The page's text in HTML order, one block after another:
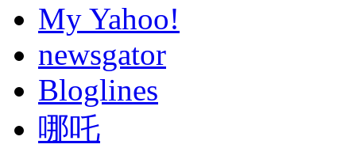
My Yahoo!
newsgator
Bloglines
哪吒